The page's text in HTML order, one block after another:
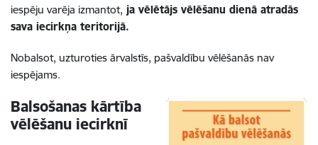
iespēju varēja izmantot, ja vēlētājs vēlēšanu dienā atradās
sava iecirkņa teritorijā.
Nobalsot, uzturoties ārvalstīs, pašvaldību vēlēšanās nav
iespējams.
Balsošanas kārtība
vēlēšanu iecirknī